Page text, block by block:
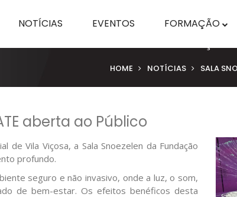
NOTÍCIAS EVENTOS FORMAÇÃO
HOME NOTÍCIAS SALA
aberta ao Público
de Vila Viçosa, a Sala Snoezelen da Fundação
profundo.
seguro e não invasivo, onde a luz, o som,
de bem-estar. Os efeitos benéficos desta